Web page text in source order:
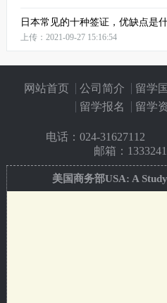
日本常见的十种签证，优缺点是
上传：2021-09-27 15:16:54
网站首页 公司简介 留学
留学报名
留学
电话： 024-31627112
邮箱：
美国商务部USA: A